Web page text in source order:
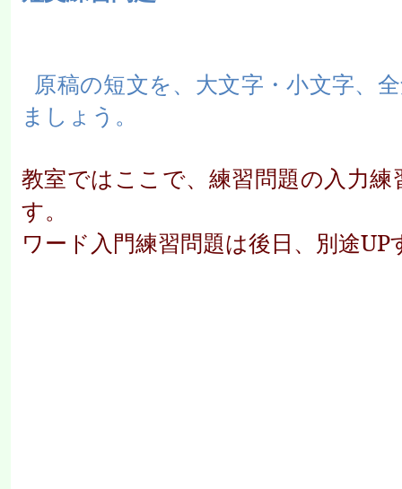
原稿の短文を、大文字・小文字、
ましょう。
教室ではここで、練習問題の入力
す。
ワード入門練習問題は後日、別途